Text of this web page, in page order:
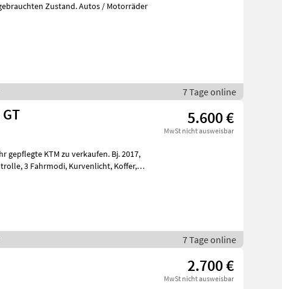
Zustand. Autos / Motorräder
7 Tage online
5.600 €
MwSt nicht ausweisbar
gepflegte KTM zu verkaufen. Bj. 2017,
7 Tage online
2.700 €
MwSt nicht ausweisbar